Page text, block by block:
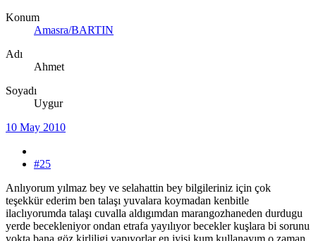
Konum
Amasra/BARTIN
Adı
Ahmet
Soyadı
Uygur
10 May 2010
#25
Anlıyorum yılmaz bey ve selahattin bey bilgileriniz için çok
teşekkür ederim ben talaşı yuvalara koymadan kenbitle
ilaclıyorumda talaşı cuvalla aldıgımdan marangozhaneden durdugu
yerde becekleniyor ondan etrafa yayılıyor becekler kuşlara bi sorunu
yokta bana göz kirliligi yapıyorlar en iyisi kum kullanayım o zaman